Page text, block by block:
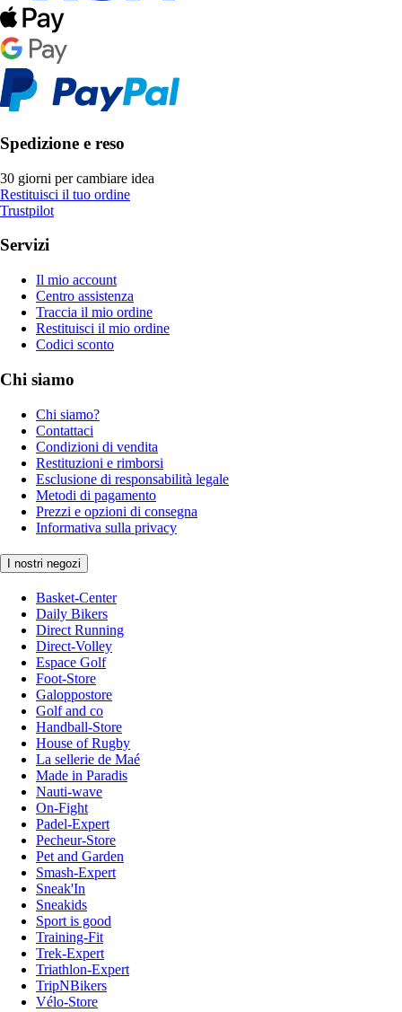
Spedizione e reso
30 giorni per cambiare idea
Restituisci il tuo ordine
Trustpilot
Servizi
Il mio account
Centro assistenza
Traccia il mio ordine
Restituisci il mio ordine
Codici sconto
Chi siamo
Chi siamo?
Contattaci
Condizioni di vendita
Restituzioni e rimborsi
Esclusione di responsabilità legale
Metodi di pagamento
Prezzi e opzioni di consegna
Informativa sulla privacy
I nostri negozi
Basket-Center
Daily Bikers
Direct Running
Direct-Volley
Espace Golf
Foot-Store
Galoppostore
Golf and co
Handball-Store
House of Rugby
La sellerie de Maé
Made in Paradis
Nauti-wave
On-Fight
Padel-Expert
Pecheur-Store
Pet and Garden
Smash-Expert
Sneak'In
Sneakids
Sport is good
Training-Fit
Trek-Expert
Triathlon-Expert
TripNBikers
Vélo-Store